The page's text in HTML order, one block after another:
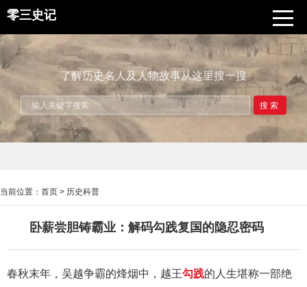
零三史记
了解历史名人及人物故事从这里搜一搜
搜索
当前位置： 首页 > 历史科普
卧薪尝胆铸霸业：解码勾践复国的隐忍密码
春秋末年，吴越争霸的烽烟中，越王勾践的人生堪称一部绝